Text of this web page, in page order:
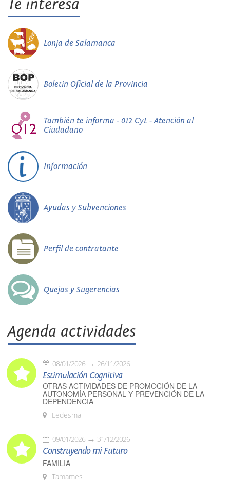
Te interesa
Lonja de Salamanca
Boletín Oficial de la Provincia
También te informa - 012 CyL - Atención al
Ciudadano
Información
Ayudas y Subvenciones
Perfil de contratante
Quejas y Sugerencias
Agenda actividades
08/01/2026 26/11/2026
Estimulación Cognitiva
OTRAS ACTIVIDADES DE PROMOCIÓN DE LA
AUTONOMÍA PERSONAL Y PREVENCIÓN DE LA
DEPENDENCIA
Ledesma
09/01/2026 31/12/2026
Construyendo mi Futuro
FAMILIA
Tamames